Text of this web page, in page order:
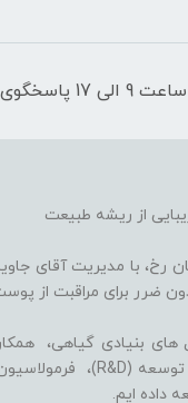
شما هستیم
از ریشه طبیعت
با مدیریت آقای
ضرر برای مراقبت از
داده ایم.